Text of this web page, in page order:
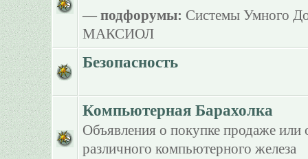
— подфорумы: Системы Умного
МАКСИОЛ
Безопасность
Компьютерная Барахолка
Объявления о покупке продаже или
различного компьютерного железа